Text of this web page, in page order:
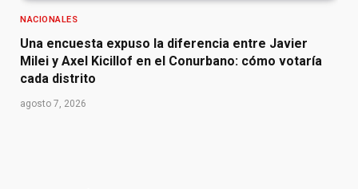
NACIONALES
Una encuesta expuso la diferencia entre Javier
Milei y Axel Kicillof en el Conurbano: cómo votaría
cada distrito
agosto 7, 2026